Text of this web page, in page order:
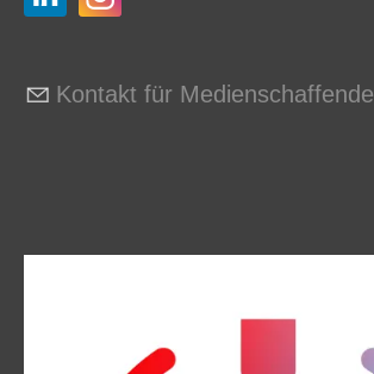
Kontakt für Medienschaffende